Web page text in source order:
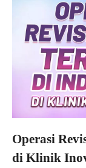
Operasi
di Klinik